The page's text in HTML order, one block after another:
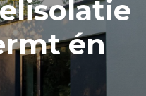
én